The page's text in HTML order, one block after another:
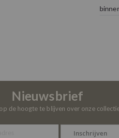
Nieuwsbrief
de hoogte te blijven over onze
Inschrijven